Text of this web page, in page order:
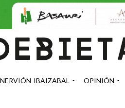
NERVIÓN-IBAIZABAL OPINIÓN